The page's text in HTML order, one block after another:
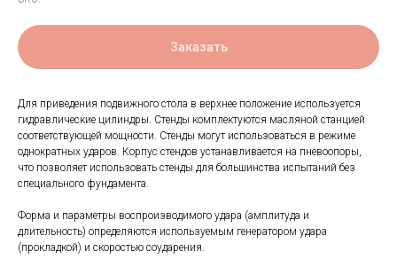
Заказать
Для приведения подвижного стола в верхнее положение используется
гидравлические цилиндры. Стенды комплектуются масляной станцией
соответствующей мощности. Стенды могут использоваться в режиме
однократных ударов. Корпус стендов устанавливается на пневоопоры,
что позволяет использовать стенды для большинства испытаний без
специального фундамента.
Форма и параметры воспроизводимого удара (амплитуда и
длительность) определяются используемым генератором удара
(прокладкой) и скоростью соударения.